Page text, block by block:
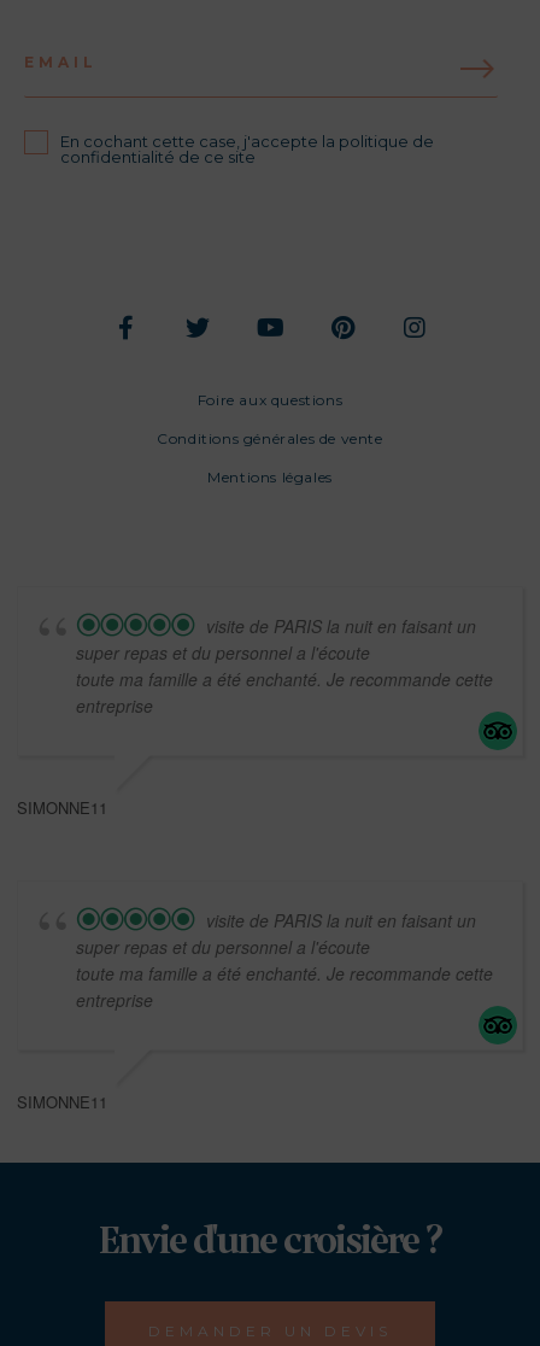
EMAIL
En cochant cette case, j'accepte la politique de
confidentialité de ce site
Foire aux questions
Conditions générales de vente
Mentions légales
visite de PARIS la nuit en faisant un
super repas et du personnel a l'écoute
toute ma famille a été enchanté. Je recommande cette
entreprise
SIMONNE11
visite de PARIS la nuit en faisant un
super repas et du personnel a l'écoute
toute ma famille a été enchanté. Je recommande cette
entreprise
SIMONNE11
Envie d'une croisière ?
DEMANDER UN DEVIS